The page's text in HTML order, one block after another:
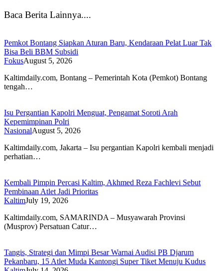
Baca Berita Lainnya....
Pemkot Bontang Siapkan Aturan Baru, Kendaraan Pelat Luar Tak
Bisa Beli BBM Subsidi
FokusAugust 5, 2026
Kaltimdaily.com, Bontang – Pemerintah Kota (Pemkot) Bontang
tengah…
Isu Pergantian Kapolri Menguat, Pengamat Soroti Arah
Kepemimpinan Polri
NasionalAugust 5, 2026
Kaltimdaily.com, Jakarta – Isu pergantian Kapolri kembali menjadi
perhatian…
Kembali Pimpin Percasi Kaltim, Akhmed Reza Fachlevi Sebut
Pembinaan Atlet Jadi Prioritas
KaltimJuly 19, 2026
Kaltimdaily.com, SAMARINDA – Musyawarah Provinsi
(Musprov) Persatuan Catur…
Tangis, Strategi dan Mimpi Besar Warnai Audisi PB Djarum
Pekanbaru, 15 Atlet Muda Kantongi Super Tiket Menuju Kudus